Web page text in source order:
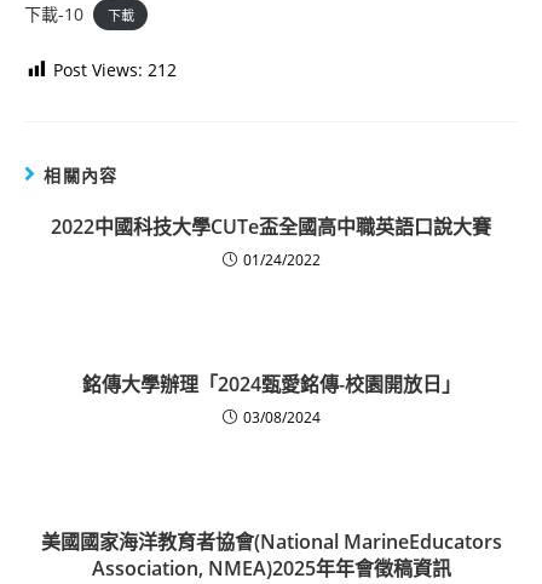
下載-10 下載
Post Views: 212
相關內容
2022中國科技大學CUTe盃全國高中職英語口說大賽
01/24/2022
銘傳大學辦理「2024甄愛銘傳-校園開放日」
03/08/2024
美國國家海洋教育者協會(National MarineEducators
Association, NMEA)2025年年會徵稿資訊